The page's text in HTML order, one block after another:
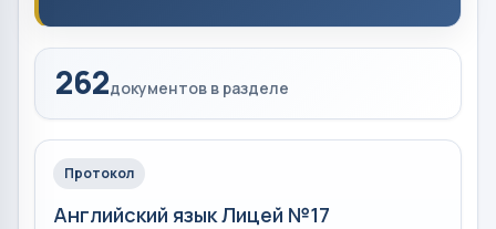
262документов в разделе
Протокол
Английский язык Лицей №17